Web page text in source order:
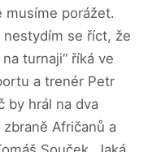
musíme porážet.
se říct, že
turnaji“ říká ve
a trenér Petr
by hrál na dva
Afričanů a